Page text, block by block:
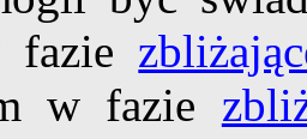
fazie
w fazie